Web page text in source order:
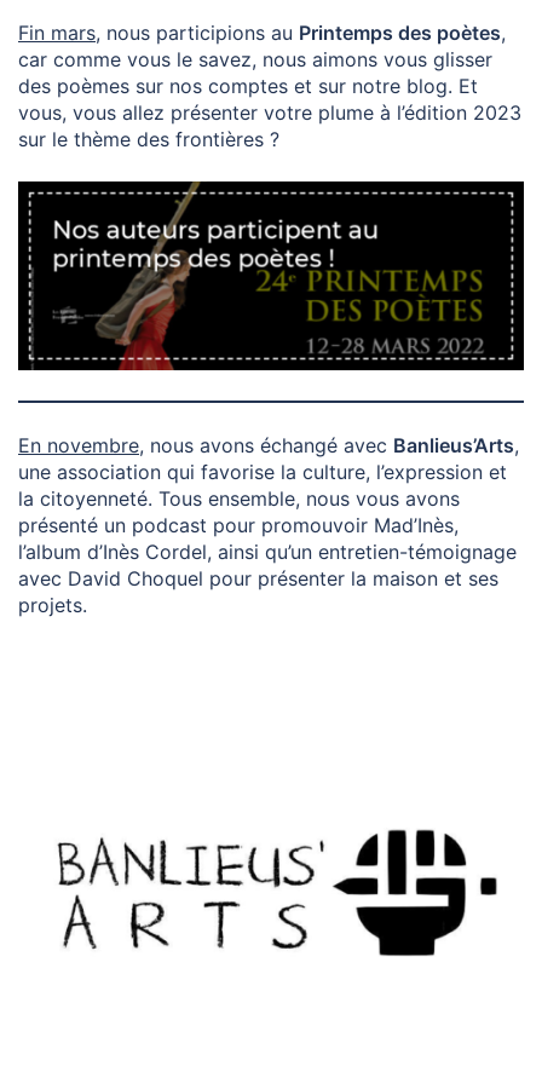
Fin mars, nous participions au Printemps des poètes,
car comme vous le savez, nous aimons vous glisser
des poèmes sur nos comptes et sur notre blog. Et
vous, vous allez présenter votre plume à l’édition 2023
sur le thème des frontières ?
En novembre, nous avons échangé avec Banlieus’Arts,
une association qui favorise la culture, l’expression et
la citoyenneté. Tous ensemble, nous vous avons
présenté un podcast pour promouvoir Mad’Inès,
l’album d’Inès Cordel, ainsi qu’un entretien-témoignage
avec David Choquel pour présenter la maison et ses
projets.